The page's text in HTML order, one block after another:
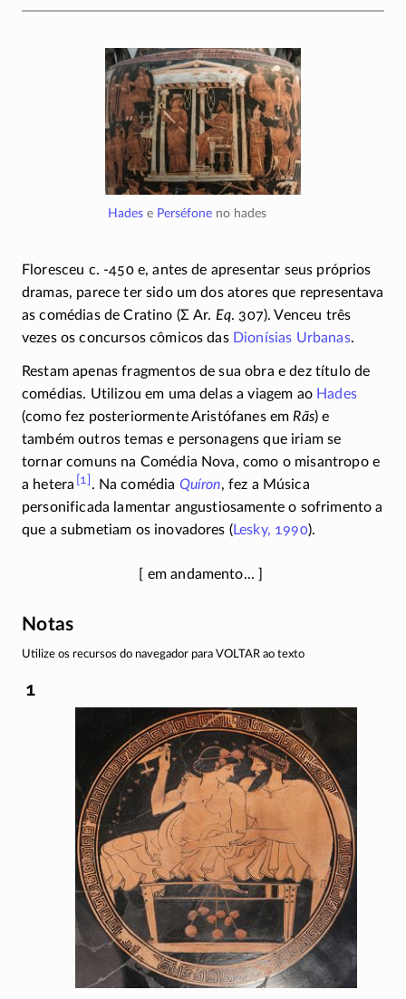
Hades e Perséfone no hades
Floresceu c. -450 e, antes de apresentar seus próprios
dramas, parece ter sido um dos atores que representava
as comédias de Cratino (Σ Ar. Eq. 307). Venceu três
vezes os concursos cômicos das Dionísias Urbanas.
Restam apenas fragmentos de sua obra e dez título de
comédias. Utilizou em uma delas a viagem ao Hades
(como fez posteriormente Aristófanes em Rãs) e
também outros temas e personagens que iriam se
tornar comuns na Comédia Nova, como o misantropo e
a hetera [1] . Na comédia Quíron, fez a Música
personificada lamentar angustiosamente o sofrimento a
que a submetiam os inovadores (Lesky, 1990).
Notas
Utilize os recursos do navegador para VOLTAR ao texto